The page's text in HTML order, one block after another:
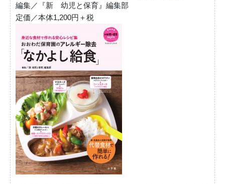
編集／『新 幼児と保育』編集部
定価／本体1,200円＋税